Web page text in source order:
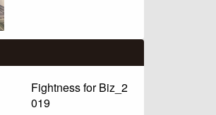
Fightness for Biz_2
019